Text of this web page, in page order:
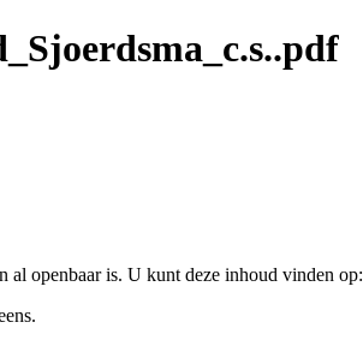
al openbaar is. U kunt deze inhoud vinden op: